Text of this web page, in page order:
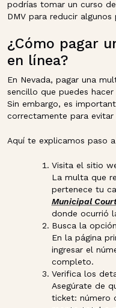
podrías tomar un curso
DMV para reducir
¿Cómo pagar
en línea?
En Nevada, pagar una
sencillo que puedes
Sin embargo, es
correctamente para
Aquí te explicamos paso
Visita el sitio
La multa que
pertenece tu
Municipal
donde ocurrió
Busca la
En la página
ingresar el
completo.
Verifica los
Asegúrate de
ticket: número